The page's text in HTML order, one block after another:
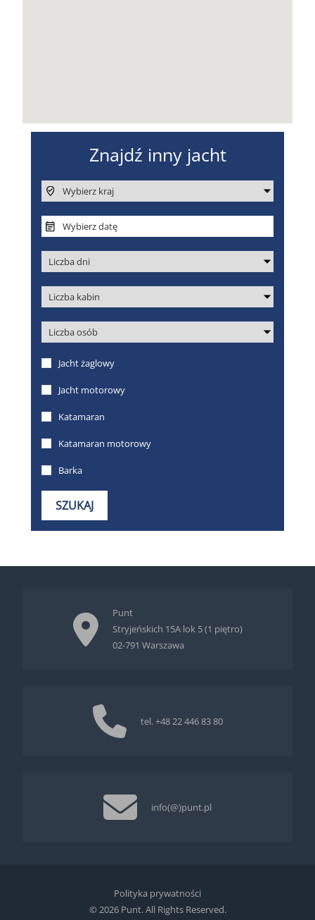
Punt
Stryjeńskich 15A lok 5 (1 piętro)
02-791 Warszawa
tel. +48 22 446 83 80
info(@)punt.pl
Polityka prywatności
© 2026 Punt. All Rights Reserved.